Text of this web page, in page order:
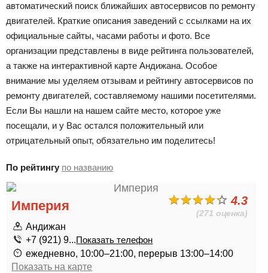
автоматический поиск ближайших автосервисов по ремонту
двигателей. Краткие описания заведений с ссылками на их
официальные сайты, часами работы и фото. Все
организации представлены в виде рейтинга пользователей,
а также на интерактивной карте Андижана. Особое
внимание мы уделяем отзывам и рейтингу автосервисов по
ремонту двигателей, составляемому нашими посетителями.
Если Вы нашли на нашем сайте место, которое уже
посещали, и у Вас остался положительный или
отрицательный опыт, обязательно им поделитесь!
По рейтингу по названию
4.3
(271 оценка)
Империя
Андижан
+7 (921) 9...Показать телефон
ежедневно, 10:00–21:00, перерыв 13:00–14:00
Показать на карте